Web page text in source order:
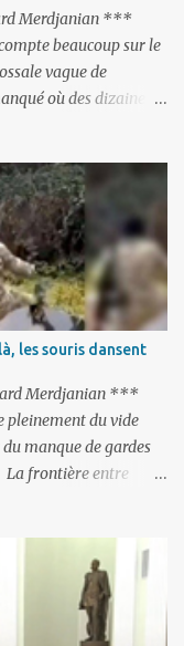
Merdjanian ***
beaucoup sur le
vague de
où des dizaines
sont notablement
Ankara sur cette
de Damoclès
d’adhésion
menaces non voilées
les États-Unis
de ce terroriste» , a
les souris dansent
Merdjanian ***
du vide
manque de gardes
La frontière entre
zigoto d’en face
de frontière avec
ne posent pas
des 566km avec